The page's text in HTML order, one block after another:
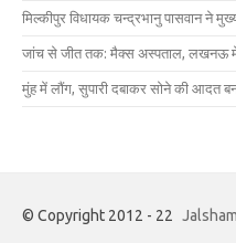
मिल्कीपुर विधायक चन्द्रभानु पासवान ने
जांच से जीत तक: मैक्स अस्पताल, लखनऊ में
मुंह में लौंग, सुपारी दबाकर सोने की आदत
© Copyright 2012 - 22